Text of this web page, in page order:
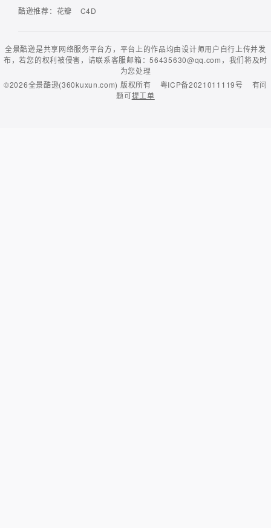
酷逊推荐： 花瓣 C4D
全景酷逊是共享网络服务平台方，平台上的作品均由设计师用户自行上传并发
布，若您的权利被侵害，请联系客服邮箱：56435630@qq.com，我们将及时
为您处理
©2026全景酷逊(360kuxun.com) 版权所有 粤ICP备2021011119号
有问
题可提工单